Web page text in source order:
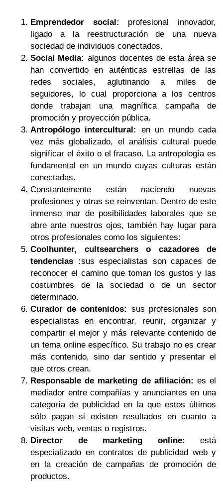
Emprendedor social: profesional innovador,
ligado a la reestructuración de una nueva
sociedad de individuos conectados.
Social Media: algunos docentes de esta área se
han convertido en auténticas estrellas de las
redes sociales, aglutinando a miles de
seguidores, lo cual proporciona a los centros
donde trabajan una magnífica campaña de
promoción y proyección pública.
Antropólogo intercultural: en un mundo cada
vez más globalizado, el análisis cultural puede
significar el éxito o el fracaso. La antropología es
fundamental en un mundo cuyas culturas están
conectadas.
Constantemente están naciendo nuevas
profesiones y otras se reinventan. Dentro de este
inmenso mar de posibilidades laborales que se
abre ante nuestros ojos, también hay lugar para
otros profesionales como los siguientes:
Coolhunter, cultsearchers o cazadores de
tendencias :sus especialistas son capaces de
reconocer el camino que toman los gustos y las
costumbres de la sociedad o de un sector
determinado.
Curador de contenidos: sus profesionales son
especialistas en encontrar, reunir, organizar y
compartir el mejor y más relevante contenido de
un tema online específico. Su trabajo no es crear
más contenido, sino dar sentido y presentar el
que otros crean.
Responsable de marketing de afiliación: es el
mediador entre compañías y anunciantes en una
categoría de publicidad en la que estos últimos
sólo pagan si existen resultados en cuanto a
visitas web, ventas o registros.
Director de marketing online: está
especializado en contratos de publicidad web y
en la creación de campañas de promoción de
productos.